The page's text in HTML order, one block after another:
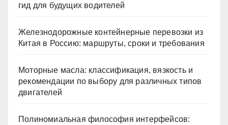
гид для будущих водителей
Железнодорожные контейнерные перевозки из
Китая в Россию: маршруты, сроки и требования
Моторные масла: классификация, вязкость и
рекомендации по выбору для различных типов
двигателей
Полиномиальная философия интерфейсов: